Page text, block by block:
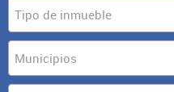
Tipo de inmueble
Municipios